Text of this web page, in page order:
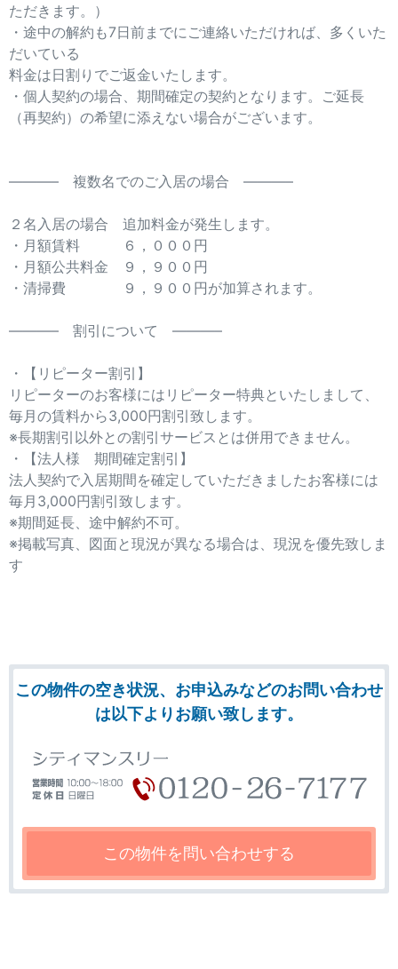
ただきます。）
・途中の解約も7日前までにご連絡いただければ、多くいた
だいている
料金は日割りでご返金いたします。
・個人契約の場合、期間確定の契約となります。ご延長
（再契約）の希望に添えない場合がございます。
———– 複数名でのご入居の場合 ———–
２名入居の場合 追加料金が発生します。
・月額賃料 ６，０００円
・月額公共料金 ９，９００円
・清掃費 ９，９００円が加算されます。
———– 割引について ———–
・【リピーター割引】
リピーターのお客様にはリピーター特典といたしまして、
毎月の賃料から3,000円割引致します。
※長期割引以外との割引サービスとは併用できません。
・【法人様 期間確定割引】
法人契約で入居期間を確定していただきましたお客様には
毎月3,000円割引致します。
※期間延長、途中解約不可。
※掲載写真、図面と現況が異なる場合は、現況を優先致しま
す
この物件の空き状況、お申込みなどのお問い合わせ
は以下よりお願い致します。